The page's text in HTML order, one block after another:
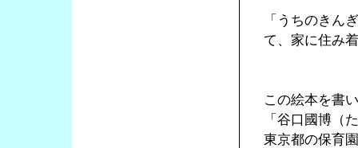
「うちのきん
て、家に住み
この絵本を書
「谷口國博（
東京都の保育